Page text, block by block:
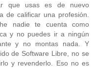
que usas es de nuevo
de calificar una profesión.
nadie te cuenta como
y no puedes ir a ningún
y no montas nada. Y
de Software Libre, no se
y revenderlo. Eso no es